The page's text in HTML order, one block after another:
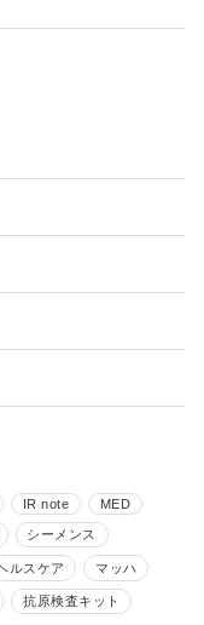
IR note MED
シーメンス
ルスケア マッハ
抗原検査キット